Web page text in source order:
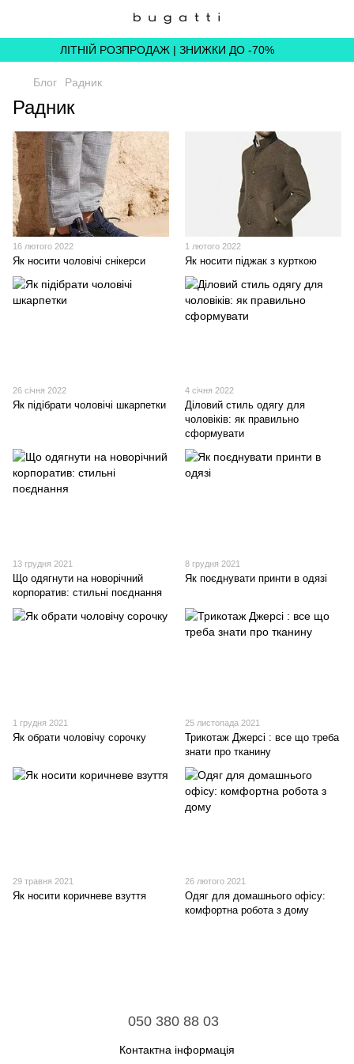
ЛІТНІЙ РОЗПРОДАЖ | ЗНИЖКИ ДО -70%
Блог Радник
Радник
16 лютого 2022
Як носити чоловічі снікерси
1 лютого 2022
Як носити піджак з курткою
26 січня 2022
Як підібрати чоловічі шкарпетки
4 січня 2022
Діловий стиль одягу для
чоловіків: як правильно
сформувати
13 грудня 2021
Що одягнути на новорічний
корпоратив: стильні поєднання
8 грудня 2021
Як поєднувати принти в одязі
1 грудня 2021
Як обрати чоловічу сорочку
25 листопада 2021
Трикотаж Джерсі : все що треба
знати про тканину
29 травня 2021
Як носити коричневе взуття
26 лютого 2021
Одяг для домашнього офісу:
комфортна робота з дому
050 380 88 03
Контактна інформація